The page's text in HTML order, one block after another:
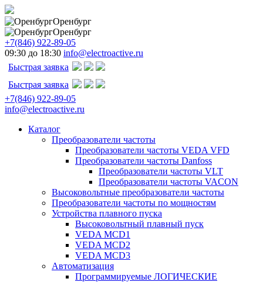
Оренбург
Оренбург
+7(846) 922-89-05
09:30 до 18:30 info@electroactive.ru
Быстрая заявка
Быстрая заявка
+7(846) 922-89-05
info@electroactive.ru
Каталог
Преобразователи частоты
Преобразователи частоты VEDA VFD
Преобразователи частоты Danfoss
Преобразователи частоты VLT
Преобразователи частоты VACON
Высоковольтные преобразователи частоты
Преобразователи частоты по мощностям
Устройства плавного пуска
Высоковольтный плавный пуск
VEDA MCD1
VEDA MCD2
VEDA MCD3
Автоматизация
Программируемые ЛОГИЧЕСКИЕ